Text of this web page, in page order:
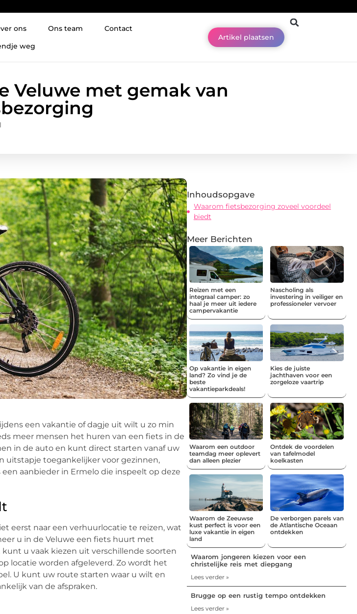
ons Ons team
Contact
weg
Artikel plaatsen
Veluwe met gemak van
een vakantie of dagje uit wilt u zo min
meer mensen het huren van een fiets in de
in de auto en kunt direct starten vanaf uw
uitstapje toegankelijker voor gezinnen,
aanbieder in Ermelo die inspeelt op deze
eerst naar een verhuurlocatie te reizen, wat
u in de Veluwe een fiets huurt met
u vaak kiezen uit verschillende soorten
locatie worden afgeleverd. Zo wordt het
U kunt uw route starten waar u wilt en
van de afspraken.
Inhoudsopgave
Waarom fietsbezorging zoveel voordeel
biedt
Meer Berichten
Reizen met een
integraal camper: zo
haal je meer uit iedere
campervakantie
Nascholing als
investering in veiliger en
professioneler vervoer
Op vakantie in eigen
land? Zo vind je de
beste
vakantieparkdeals!
Kies de juiste
jachthaven voor een
zorgeloze vaartrip
Waarom een outdoor
teamdag meer oplevert
dan alleen plezier
Ontdek de voordelen
van tafelmodel
koelkasten
Waarom de Zeeuwse
kust perfect is voor een
luxe vakantie in eigen
land
De verborgen parels van
de Atlantische Oceaan
ontdekken
Waarom jongeren kiezen voor een
christelijke reis met diepgang
Lees verder »
Brugge op een rustig tempo ontdekken
Lees verder »